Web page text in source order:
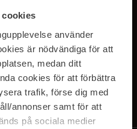
cookies
använder
är nödvändiga för att
medan ditt
cookies för att förbättra
trafik, förse dig med
annonser samt för att
på sociala medier
privatlivspolitik. Afmeld til enhver